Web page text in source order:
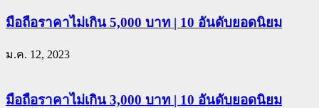
มือถือราคาไม่เกิน 5,000 บาท | 10 อันดับยอดนิยม
ม.ค. 12, 2023
มือถือราคาไม่เกิน 3,000 บาท | 10 อันดับยอดนิยม